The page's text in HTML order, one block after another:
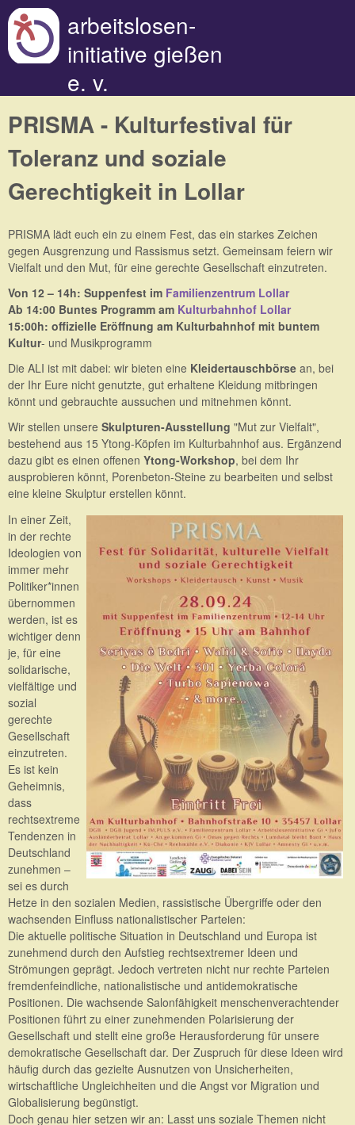
arbeitslosen-
initiative gießen
e. v.
PRISMA - Kulturfestival für
Toleranz und soziale
Gerechtigkeit in Lollar
PRISMA lädt euch ein zu einem Fest, das ein starkes Zeichen
gegen Ausgrenzung und Rassismus setzt. Gemeinsam feiern wir
Vielfalt und den Mut, für eine gerechte Gesellschaft einzutreten.
Von 12 – 14h: Suppenfest im Familienzentrum Lollar
Ab 14:00 Buntes Programm am Kulturbahnhof Lollar
15:00h: offizielle Eröffnung am Kulturbahnhof mit buntem
Kultur- und Musikprogramm
Die ALI ist mit dabei: wir bieten eine Kleidertauschbörse an, bei
der Ihr Eure nicht genutzte, gut erhaltene Kleidung mitbringen
könnt und gebrauchte aussuchen und mitnehmen könnt.
Wir stellen unsere Skulpturen-Ausstellung "Mut zur Vielfalt",
bestehend aus 15 Ytong-Köpfen im Kulturbahnhof aus. Ergänzend
dazu gibt es einen offenen Ytong-Workshop, bei dem Ihr
ausprobieren könnt, Porenbeton-Steine zu bearbeiten und selbst
eine kleine Skulptur erstellen könnt.
In einer Zeit,
in der rechte
Ideologien von
immer mehr
Politiker*innen
übernommen
werden, ist es
wichtiger denn
je, für eine
solidarische,
vielfältige und
sozial
gerechte
Gesellschaft
einzutreten.
Es ist kein
Geheimnis,
dass
rechtsextreme
Tendenzen in
Deutschland
zunehmen –
sei es durch
Hetze in den sozialen Medien, rassistische Übergriffe oder den
wachsenden Einfluss nationalistischer Parteien:
Die aktuelle politische Situation in Deutschland und Europa ist
zunehmend durch den Aufstieg rechtsextremer Ideen und
Strömungen geprägt. Jedoch vertreten nicht nur rechte Parteien
fremdenfeindliche, nationalistische und antidemokratische
Positionen. Die wachsende Salonfähigkeit menschenverachtender
Positionen führt zu einer zunehmenden Polarisierung der
Gesellschaft und stellt eine große Herausforderung für unsere
demokratische Gesellschaft dar. Der Zuspruch für diese Ideen wird
häufig durch das gezielte Ausnutzen von Unsicherheiten,
wirtschaftliche Ungleichheiten und die Angst vor Migration und
Globalisierung begünstigt.
Doch genau hier setzen wir an: Lasst uns soziale Themen nicht